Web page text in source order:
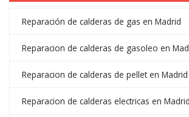
Reparación de calderas de gas en Madrid
Reparacion de calderas de gasoleo en
Reparacion de calderas de pellet en Madrid
Reparacion de calderas electricas en Madrid